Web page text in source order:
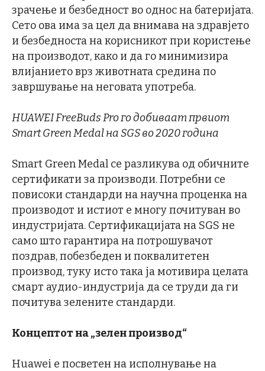
зрачење и безбедност во однос на батеријата.
Сето ова има за цел да внимава на здравјето
и безбедноста на корисникот при користење
на производот, како и да го минимизира
влијанието врз животната средина по
завршување на неговата употреба.
HUAWEI FreeBuds Pro годобиваатпрвиот
Smart GreenMedalна SGS во 2020 година
Smart Green Medal се разликува од обичните
сертификати за производи. Потребни се
повисоки стандарди на научна проценка на
производот и истиот е многу почитуван во
индустријата. Сертификацијата на SGS не
само што гарантира на потрошувачот
поздрав, побезбеден и поквалитетен
производ, туку исто така ја мотивира целата
смарт аудио-индустрија да се труди да ги
почитува зелените стандарди.
Концептот на „зелен производ“
Huawei е посветен на исполнување на